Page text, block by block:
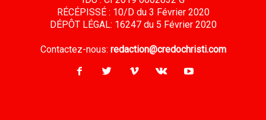
RÉCÉPISSÉ : 10/D du 3 Février 2020
DÉPÔT LÉGAL: 16247 du 5 Février 2020
Contactez-nous: redaction@credochristi.com